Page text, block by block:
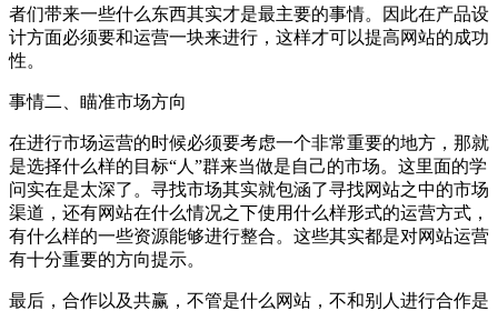
者们带来一些什么东西其实才是最主要的事情。因此在产品设
计方面必须要和运营一块来进行，这样才可以提高网站的成功
性。
事情二、瞄准市场方向
在进行市场运营的时候必须要考虑一个非常重要的地方，那就
是选择什么样的目标“人”群来当做是自己的市场。这里面的学
问实在是太深了。寻找市场其实就包涵了寻找网站之中的市场
渠道，还有网站在什么情况之下使用什么样形式的运营方式，
有什么样的一些资源能够进行整合。这些其实都是对网站运营
有十分重要的方向提示。
最后，合作以及共赢，不管是什么网站，不和别人进行合作是